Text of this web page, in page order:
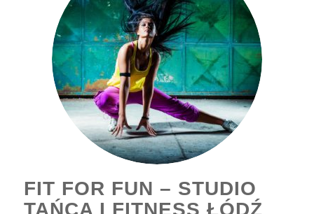
FIT FOR FUN – STUDIO
TAŃCA I FITNESS ŁÓDŹ